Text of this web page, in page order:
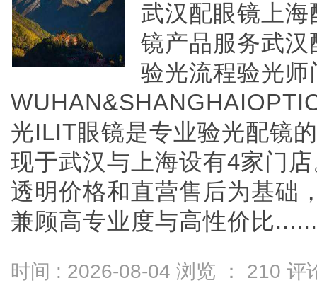
武汉配眼镜上
镜产品服务武
验光流程验光
光ILIT眼镜是专业验光配镜
现于武汉与上海设有4家门
透明价格和直营售后为基础
兼顾高专业度与高性价比......
时间 : 2026-08-04 浏览 ： 210 评